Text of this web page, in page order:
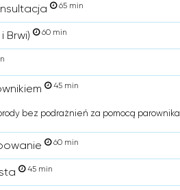
65 min
Brwi) 60 min
45 min
bez podrażnień za pomocą
60 min
45 min